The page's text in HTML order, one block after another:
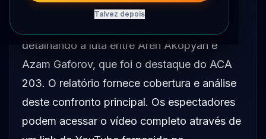
LEITURA RÁPIDA
detalhando a luta entre Aren Akopyan e
Azam Gaforov, que foi o destaque do ACA
203. O relatório fornece cobertura e análise
deste confronto principal. Os espectadores
podem acessar o vídeo completo através de
Talvez depois